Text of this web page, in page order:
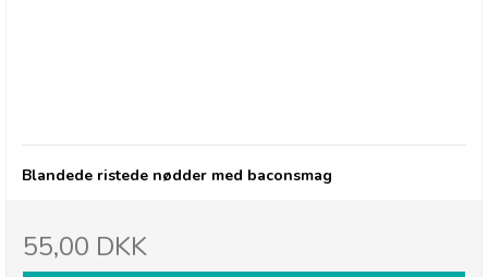
Blandede ristede nødder med baconsmag
55,00 DKK